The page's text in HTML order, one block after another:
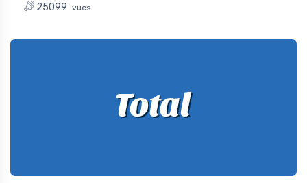
25099 vues
Total